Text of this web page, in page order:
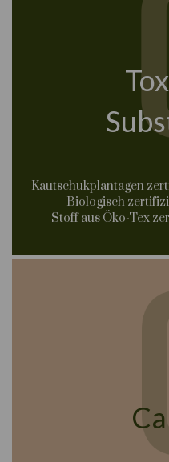
Kautschukplantagen
Biologisch
Stoff aus Öko-Tex